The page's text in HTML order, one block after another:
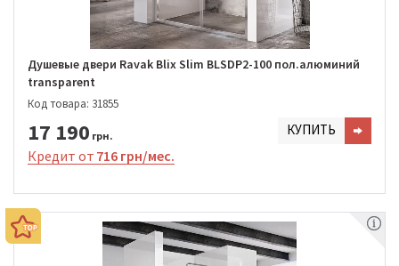
Душевые двери Ravak Blix Slim BLSDP2-100 пол.алюминий
transparent
Код товара: 31855
17 190 грн. КУПИТЬ
Кредит от 716 грн/мес.